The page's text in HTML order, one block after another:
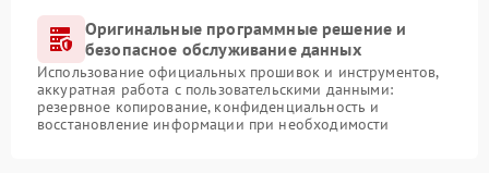
Оригинальные программные решение и
безопасное обслуживание данных
Использование официальных прошивок и инструментов,
аккуратная работа с пользовательскими данными:
резервное копирование, конфиденциальность и
восстановление информации при необходимости